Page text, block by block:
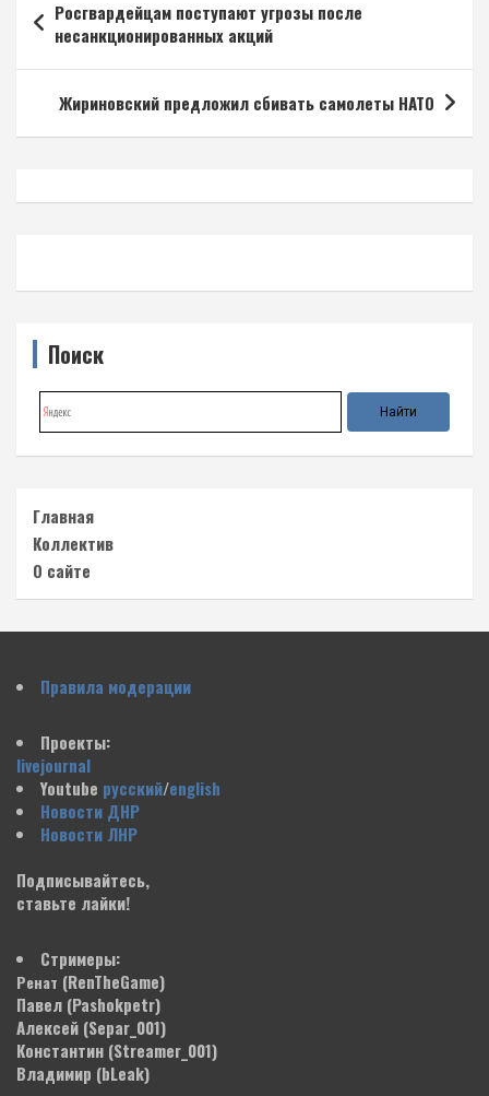
по
записям
Росгвардейцам поступают угрозы после
несанкционированных акций
Жириновский предложил сбивать самолеты НАТО
Поиск
Главная
Коллектив
О сайте
Правила модерации
Проекты:
livejournal
Youtube русский/english
Новости ДНР
Новости ЛНР
Подписывайтесь,
ставьте лайки!
Стримеры:
Ренат (RenTheGame)
Павел (Pashokpetr)
Алексей (Separ_001)
Константин (Streamer_001)
Владимир (bLeak)